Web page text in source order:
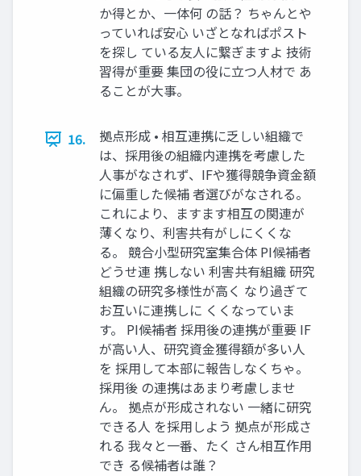
か得とか、⼀体何 の話？ ちゃんとや
っていれば安⼼ いざとなればポスト
を探し ている友⼈に繋ぎますよ 技術
習得が重要 集団の役に⽴つ⼈材で あ
ることが⼤事。
16.
拠点形成 • 相互連携に乏しい組織で
は、採⽤後の組織内連携を考慮した
⼈事がなされず、IFや獲得競争資⾦額
に偏重した候補 者選びがなされる。
これにより、ますます相互の関連が
薄くなり、利害共有がしにくくな
る。 競合⼩型研究室集合体 PI候補者
どうせ連 携しない 利害共有組織 研究
組織の研究多様性が⾼く なり過ぎて
お互いに連携しに くくなっていま
す。 PI候補者 採⽤後の連携が重要 IF
が⾼い⼈、研究資⾦獲得額が多い⼈
を 採⽤して本部に報告しなくちゃ。
採⽤後 の連携はあまり考慮しませ
ん。 拠点が形成されない ⼀緒に研究
できる⼈ を採⽤しよう 拠点が形成さ
れる 我々と⼀番、たく さん相互作⽤
でき る候補者は誰？